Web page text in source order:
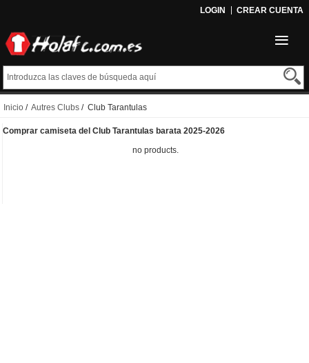
LOGIN CREAR CUENTA
Inicio / Autres Clubs / Club Tarantulas
Comprar camiseta del Club Tarantulas barata 2025-2026
no products.